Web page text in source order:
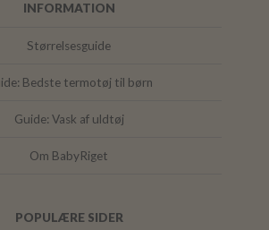
INFORMATION
Størrelsesguide
Bedste termotøj til børn
Guide: Vask af uldtøj
Om BabyRiget
POPULÆRE SIDER